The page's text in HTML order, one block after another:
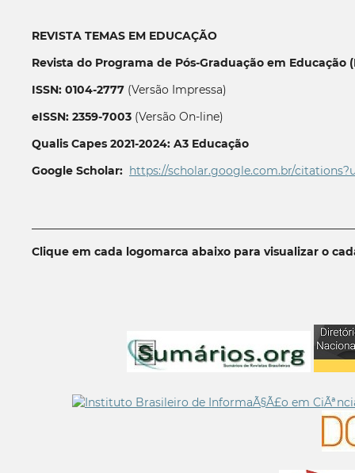
REVISTA TEMAS EM EDUCAÇÃO
Revista do Programa de Pós-Graduação em Educação
ISSN: 0104-2777(Versão Impressa)
eISSN: 2359-7003(Versão On-line)
Qualis Capes 2021-2024: A3 Educação
Google Scholar: https://scholar.google.com.br/
Clique em cada logomarca abaixo para visualizar o